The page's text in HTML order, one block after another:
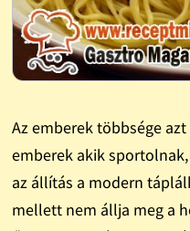
Az emberek többsége
emberek akik
az állítás a modern
mellett nem állja meg a